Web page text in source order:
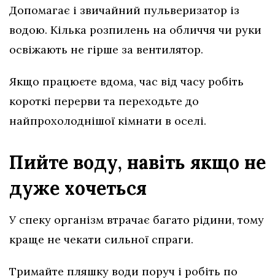
Допомагає і звичайний пульверизатор із
водою. Кілька розпилень на обличчя чи руки
освіжають не гірше за вентилятор.
Якщо працюєте вдома, час від часу робіть
короткі перерви та переходьте до
найпрохолоднішої кімнати в оселі.
Пийте воду, навіть якщо не
дуже хочеться
У спеку організм втрачає багато рідини, тому
краще не чекати сильної спраги.
Тримайте пляшку води поруч і робіть по